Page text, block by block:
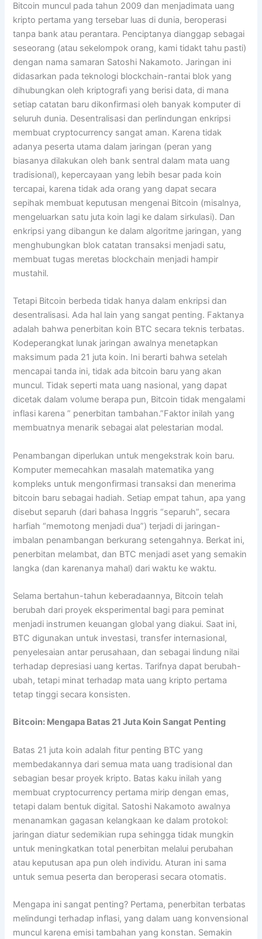
Bitcoin muncul pada tahun 2009 dan menjadimata uang
kripto pertama yang tersebar luas di dunia, beroperasi
tanpa bank atau perantara. Penciptanya dianggap sebagai
seseorang (atau sekelompok orang, kami tidakt tahu pasti)
dengan nama samaran Satoshi Nakamoto. Jaringan ini
didasarkan pada teknologi blockchain-rantai blok yang
dihubungkan oleh kriptografi yang berisi data, di mana
setiap catatan baru dikonfirmasi oleh banyak komputer di
seluruh dunia. Desentralisasi dan perlindungan enkripsi
membuat cryptocurrency sangat aman. Karena tidak
adanya peserta utama dalam jaringan (peran yang
biasanya dilakukan oleh bank sentral dalam mata uang
tradisional), kepercayaan yang lebih besar pada koin
tercapai, karena tidak ada orang yang dapat secara
sepihak membuat keputusan mengenai Bitcoin (misalnya,
mengeluarkan satu juta koin lagi ke dalam sirkulasi). Dan
enkripsi yang dibangun ke dalam algoritme jaringan, yang
menghubungkan blok catatan transaksi menjadi satu,
membuat tugas meretas blockchain menjadi hampir
mustahil.
Tetapi Bitcoin berbeda tidak hanya dalam enkripsi dan
desentralisasi. Ada hal lain yang sangat penting. Faktanya
adalah bahwa penerbitan koin BTC secara teknis terbatas.
Kodeperangkat lunak jaringan awalnya menetapkan
maksimum pada 21 juta koin. Ini berarti bahwa setelah
mencapai tanda ini, tidak ada bitcoin baru yang akan
muncul. Tidak seperti mata uang nasional, yang dapat
dicetak dalam volume berapa pun, Bitcoin tidak mengalami
inflasi karena ” penerbitan tambahan.”Faktor inilah yang
membuatnya menarik sebagai alat pelestarian modal.
Penambangan diperlukan untuk mengekstrak koin baru.
Komputer memecahkan masalah matematika yang
kompleks untuk mengonfirmasi transaksi dan menerima
bitcoin baru sebagai hadiah. Setiap empat tahun, apa yang
disebut separuh (dari bahasa Inggris “separuh”, secara
harfiah “memotong menjadi dua”) terjadi di jaringan-
imbalan penambangan berkurang setengahnya. Berkat ini,
penerbitan melambat, dan BTC menjadi aset yang semakin
langka (dan karenanya mahal) dari waktu ke waktu.
Selama bertahun-tahun keberadaannya, Bitcoin telah
berubah dari proyek eksperimental bagi para peminat
menjadi instrumen keuangan global yang diakui. Saat ini,
BTC digunakan untuk investasi, transfer internasional,
penyelesaian antar perusahaan, dan sebagai lindung nilai
terhadap depresiasi uang kertas. Tarifnya dapat berubah-
ubah, tetapi minat terhadap mata uang kripto pertama
tetap tinggi secara konsisten.
Bitcoin: Mengapa Batas 21 Juta Koin Sangat Penting
Batas 21 juta koin adalah fitur penting BTC yang
membedakannya dari semua mata uang tradisional dan
sebagian besar proyek kripto. Batas kaku inilah yang
membuat cryptocurrency pertama mirip dengan emas,
tetapi dalam bentuk digital. Satoshi Nakamoto awalnya
menanamkan gagasan kelangkaan ke dalam protokol:
jaringan diatur sedemikian rupa sehingga tidak mungkin
untuk meningkatkan total penerbitan melalui perubahan
atau keputusan apa pun oleh individu. Aturan ini sama
untuk semua peserta dan beroperasi secara otomatis.
Mengapa ini sangat penting? Pertama, penerbitan terbatas
melindungi terhadap inflasi, yang dalam uang konvensional
muncul karena emisi tambahan yang konstan. Semakin